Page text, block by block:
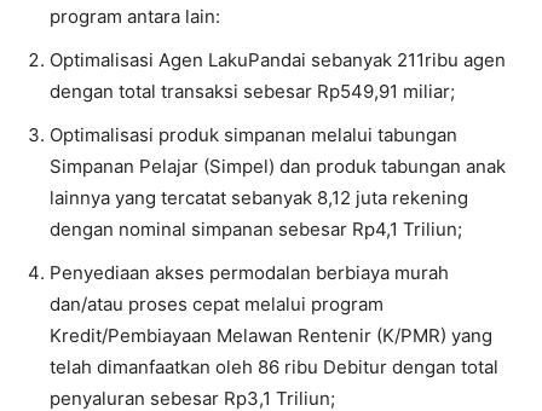
program antara lain:
Optimalisasi Agen LakuPandai sebanyak 211ribu agen
dengan total transaksi sebesar Rp549,91 miliar;
Optimalisasi produk simpanan melalui tabungan
Simpanan Pelajar (Simpel) dan produk tabungan anak
lainnya yang tercatat sebanyak 8,12 juta rekening
dengan nominal simpanan sebesar Rp4,1 Triliun;
Penyediaan akses permodalan berbiaya murah
dan/atau proses cepat melalui program
Kredit/Pembiayaan Melawan Rentenir (K/PMR) yang
telah dimanfaatkan oleh 86 ribu Debitur dengan total
penyaluran sebesar Rp3,1 Triliun;